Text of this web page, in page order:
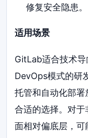
修复安全隐患。
适用场景
GitLab适合技术
DevOps模式的研
托管和自动化部
合适的选择。对
面相对偏底层，